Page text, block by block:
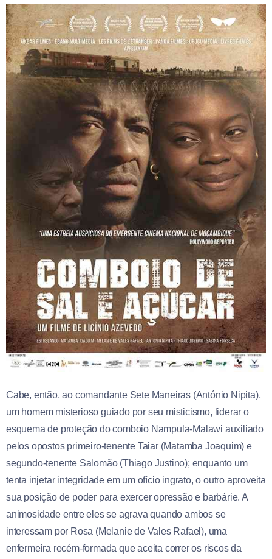
Cabe, então, ao comandante Sete Maneiras (António Nipita),
um homem misterioso guiado por seu misticismo, liderar o
esquema de proteção do comboio Nampula-Malawi auxiliado
pelos opostos primeiro-tenente Taiar (Matamba Joaquim) e
segundo-tenente Salomão (Thiago Justino); enquanto um
tenta injetar integridade em um ofício ingrato, o outro aproveita
sua posição de poder para exercer opressão e barbárie. A
animosidade entre eles se agrava quando ambos se
interessam por Rosa (Melanie de Vales Rafael), uma
enfermeira recém-formada que aceita correr os riscos da